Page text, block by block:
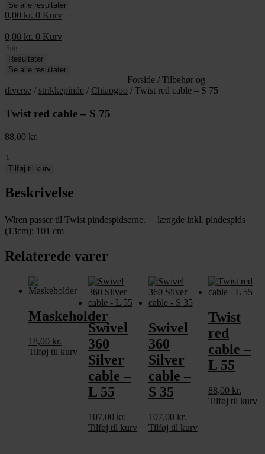
Se alle resultater
0,00 kr. 0 Kurv
0,00 kr. 0 Kurv
Search
...Resultater
Se alle resultater
Forside /Tilbehør og
diverse / strikkepinde / Chiaogoo / Twist red cable – S 75
Twist red cable – S 75
88,00 kr.
Twist
red
-
S
antal
Tilføj til kurv
Beskrivelse
Wiren passer til Twist pindespidserne. længde inkl. pindespids
(13cm): 101 cm
Relaterede varer
Maskeholder
18,00 kr.
Tilføj til kurv
Swivel
360
Silver
cable –
L 55
107,00 kr.
Tilføj til kurv
Swivel
360
Silver
cable –
S 35
107,00 kr.
Tilføj til kurv
Twist
red
cable –
L 55
88,00 kr.
Tilføj til kurv